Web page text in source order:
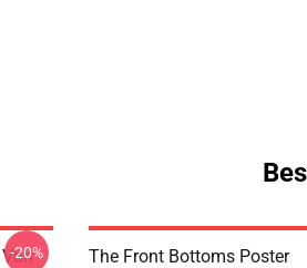
-20% The Front Bottoms Poster